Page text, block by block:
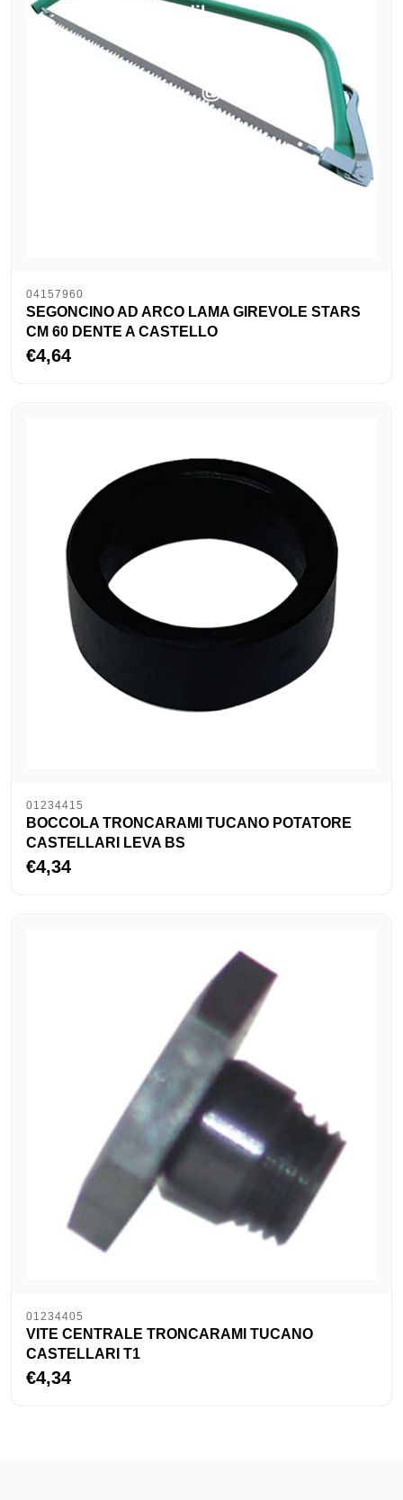
04157960
SEGONCINO AD ARCO LAMA GIREVOLE STARS
CM 60 DENTE A CASTELLO
€4,64
01234415
BOCCOLA TRONCARAMI TUCANO POTATORE
CASTELLARI LEVA BS
€4,34
01234405
VITE CENTRALE TRONCARAMI TUCANO
CASTELLARI T1
€4,34